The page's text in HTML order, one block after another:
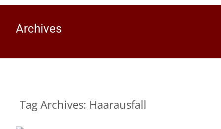
Archives
Tag Archives: Haarausfall